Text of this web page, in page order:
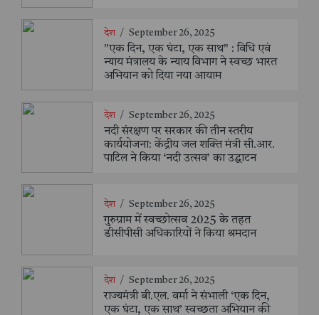
देश / September 26, 2025
"एक दिन, एक घंटा, एक साथ" : विधि एवं
न्याय मंत्रालय के न्याय विभाग ने स्वच्छ भारत
अभियान को दिया नया आयाम
देश / September 26, 2025
नदी संरक्षण पर सरकार की तीन स्तरीय
कार्ययोजना: केंद्रीय जल शक्ति मंत्री सी.आर.
पाटिल ने किया ‘नदी उत्सव’ का उद्घाटन
देश / September 26, 2025
गुरुग्राम में स्वच्छोत्सव 2025 के तहत
डीसीपीसी अधिकारियों ने किया श्रमदान
देश / September 26, 2025
राज्यमंत्री बी.एल. वर्मा ने संभाली ‘एक दिन,
एक घंटा, एक साथ’ स्वच्छता अभियान की